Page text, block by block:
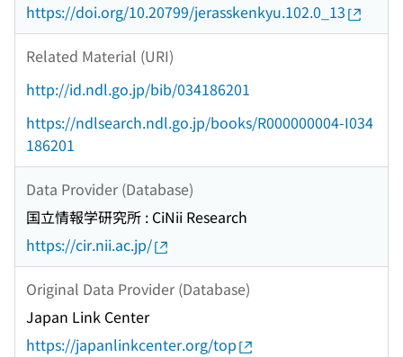
https://doi.org/10.20799/jerasskenkyu.102.0_13
Related Material (URI)
http://id.ndl.go.jp/bib/034186201
https://ndlsearch.ndl.go.jp/books/R000000004-I034
186201
Data Provider (Database)
国立情報学研究所 : CiNii Research
https://cir.nii.ac.jp/
Original Data Provider (Database)
Japan Link Center
https://japanlinkcenter.org/top